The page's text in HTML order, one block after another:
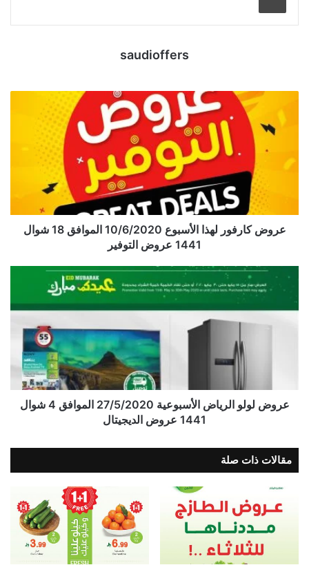
saudioffers
عروض كارفور لهذا الأسبوع 10/6/2020 الموافق 18 شوال
1441 عروض التوفير
عروض لولو الرياض الأسبوعية 27/5/2020 الموافق 4 شوال
1441 عروض الديجيتال
مقالات ذات صلة